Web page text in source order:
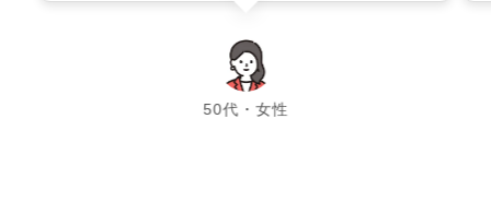
50代・女性
chevron_left chevron_right